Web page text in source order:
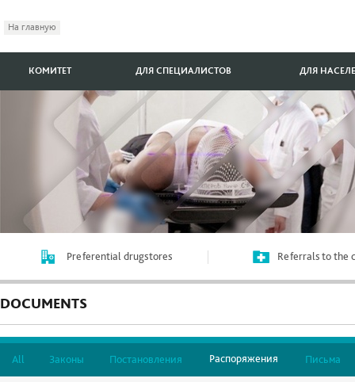
На главную
КОМИТЕТ ДЛЯ СПЕЦИАЛИСТОВ ДЛЯ
Preferential drugstores Referrals to the
DOCUMENTS
All Законы Постановления Распоряжения Письма